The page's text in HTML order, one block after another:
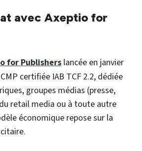
avec Axeptio for
for Publishers lancée en janvier
certifiée IAB TCF 2.2, dédiée
groupes médias (presse,
retail media ou à toute autre
économique repose sur la